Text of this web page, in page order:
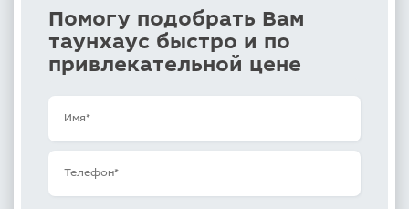
Помогу подобрать Вам
таунхаус быстро и по
привлекательной цене